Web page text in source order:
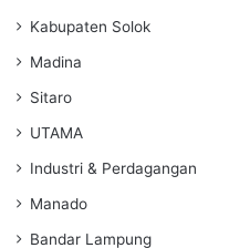
Kabupaten Solok
Madina
Sitaro
UTAMA
Industri & Perdagangan
Manado
Bandar Lampung